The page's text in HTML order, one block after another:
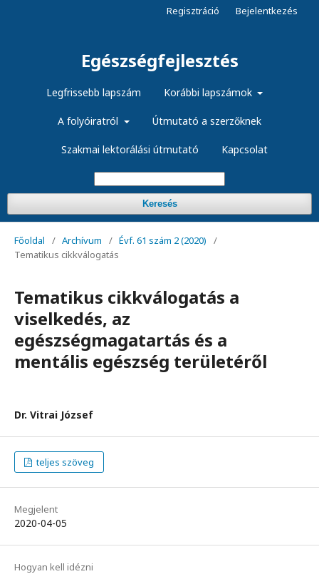
Egészségfejlesztés
Legfrissebb lapszám Korábbi lapszámok
A folyóiratról Útmutató a szerzőknek
Szakmai lektorálási útmutató Kapcsolat
Keresés
Regisztráció Bejelentkezés
Főoldal / Archívum / Évf. 61 szám 2 (2020)
/
Tematikus cikkválogatás
Tematikus cikkválogatás a
viselkedés, az
egészségmagatartás és a
mentális egészség területéről
Dr. Vitrai József
teljes szöveg
Megjelent
2020-04-05
Hogyan kell idézni